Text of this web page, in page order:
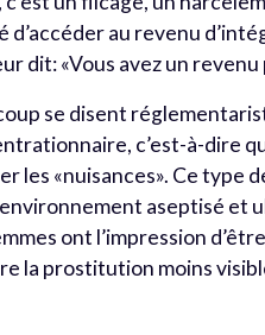
d’accéder au revenu
dit: «Vous avez un
se disent
c’est-à-dire
les «nuisances». Ce type
aseptisé et
ont l’impression
la prostitution moins